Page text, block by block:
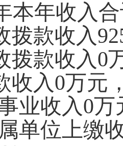
本年收入
拨款收入
拨款收入0
收入0万元
业收入0万
单位上缴